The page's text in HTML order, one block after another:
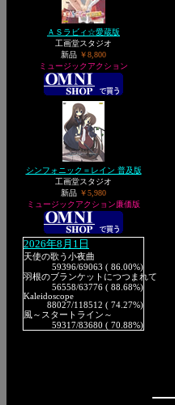
ＡＳラビィ☆愛蔵版
工画堂スタジオ
新品 ￥8,800
ミュージックアクション
シンフォニック＝レイン 普及版
工画堂スタジオ
新品 ￥5,980
ミュージックアクション廉価版
2026年8月1日
天使の歌う小夜曲
59396/69063 ( 86.00%)
羽根のブランケットにつつまれて
56558/63776 ( 88.68%)
Kaleidoscope
88027/118512 ( 74.27%)
風～スタートライン～
59317/83680 ( 70.88%)